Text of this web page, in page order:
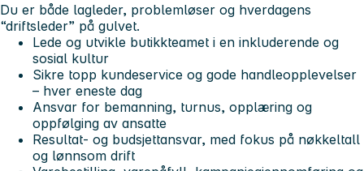
Du er både lagleder, problemløser og hverdagens
“driftsleder” på gulvet.
Lede og utvikle butikkteamet i en inkluderende og
sosial kultur
Sikre topp kundeservice og gode handleopplevelser
– hver eneste dag
Ansvar for bemanning, turnus, opplæring og
oppfølging av ansatte
Resultat- og budsjettansvar, med fokus på nøkkeltall
og lønnsom drift